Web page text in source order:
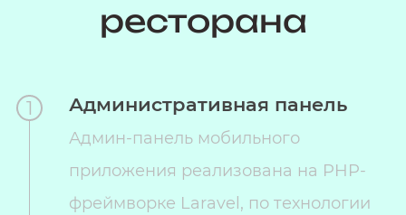
ресторана
1 Административная панель
Админ-панель мобильного
приложения реализована на PHP-
фреймворке Laravel, по технологии